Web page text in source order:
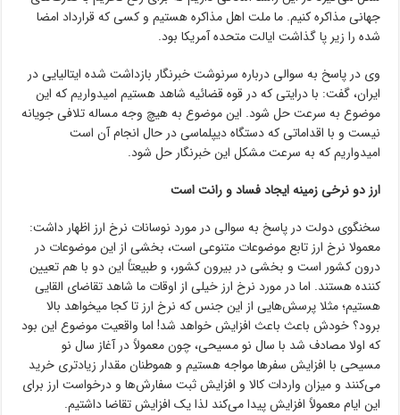
جهانی مذاکره کنیم. ما ملت اهل مذاکره هستیم و کسی که قرارداد امضا
شده را زیر پا گذاشت ایالت متحده آمریکا بود.
وی در پاسخ به سوالی درباره سرنوشت خبرنگار بازداشت شده ایتالیایی در
ایران، گفت: با درایتی که در قوه قضائیه شاهد هستیم امیدواریم که این
موضوع به سرعت حل شود. این موضوع به هیچ وجه مساله تلافی جویانه
نیست و با اقداماتی که دستگاه دیپلماسی در حال انجام آن است
امیدواریم که به سرعت مشکل این خبرنگار حل شود.
ارز دو نرخی زمینه ایجاد فساد و رانت است
سخنگوی دولت در پاسخ به سوالی در مورد نوسانات نرخ ارز اظهار داشت:
معمولا نرخ ارز تابع موضوعات متنوعی است، بخشی از این موضوعات در
درون کشور است و بخشی در بیرون کشور، و طبیعتاً این دو با هم تعیین
کننده هستند. اما در مورد نرخ ارز خیلی از اوقات ما شاهد تقاضای القایی
هستیم؛ مثلا پرسش‌هایی از این جنس که نرخ ارز تا کجا میخواهد بالا
برود؟ خودش باعث باعث افزایش خواهد شد! اما واقعیت موضوع این بود
که اولا مصادف شد با سال نو مسیحی، چون معمولاً در آغاز سال نو
مسیحی با افزایش سفرها مواجه هستیم و هموطنان مقدار زیادتری خرید
می‌کنند و میزان واردات کالا و افزایش ثبت سفارش‌ها و درخواست ارز برای
این ایام معمولاً افزایش پیدا می‌کند لذا یک افزایش تقاضا داشتیم.